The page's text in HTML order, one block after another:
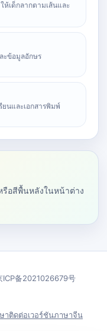
เด็กลากตามเส้นและ
ข้อมูลอักษร
ยนและเอกสารพิมพ์
รือสีพื้นหลังในหน้าต่าง
备2021026679号
าติดต่อเวอร์ชันภาษาจีน